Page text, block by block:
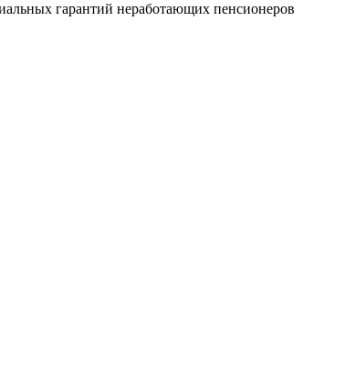
гарантий неработающих пенсионеров